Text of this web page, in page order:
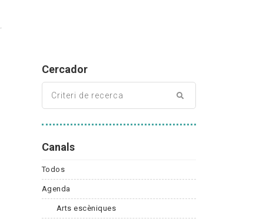
Cercador
Canals
Todos
Agenda
Arts escèniques